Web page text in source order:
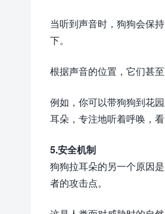
当听到声音时，狗狗会保
下。
根据声音的位置，它们甚
例如，你可以带狗狗到花
耳朵，专注地听着呼唤，看
5.安全机制
狗狗拉耳朵的另一个原因
者的攻击点。